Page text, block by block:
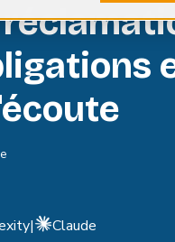
| Claude